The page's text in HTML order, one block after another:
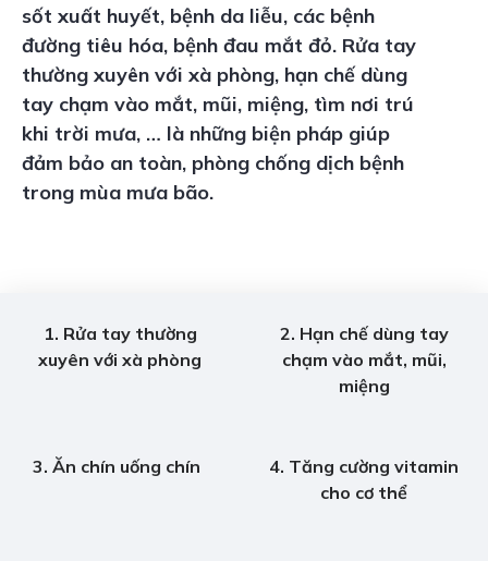
sốt xuất huyết, bệnh da liễu, các bệnh
đường tiêu hóa, bệnh đau mắt đỏ. Rửa tay
thường xuyên với xà phòng, hạn chế dùng
tay chạm vào mắt, mũi, miệng, tìm nơi trú
khi trời mưa, … là những biện pháp giúp
đảm bảo an toàn, phòng chống dịch bệnh
trong mùa mưa bão.
1. Rửa tay thường
xuyên với xà phòng
2. Hạn chế dùng tay
chạm vào mắt, mũi,
miệng
3. Ăn chín uống chín
4. Tăng cường vitamin
cho cơ thể